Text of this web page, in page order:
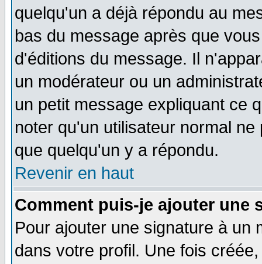
quelqu'un a déjà répondu au
bas du message après que
d'éditions du message. Il
un modérateur ou un
un petit message expliquant ce
noter qu'un utilisateur normal
que quelqu'un y a répondu.
Revenir en haut
Comment puis-je ajouter une
Pour ajouter une signature à un
dans votre profil. Une fois